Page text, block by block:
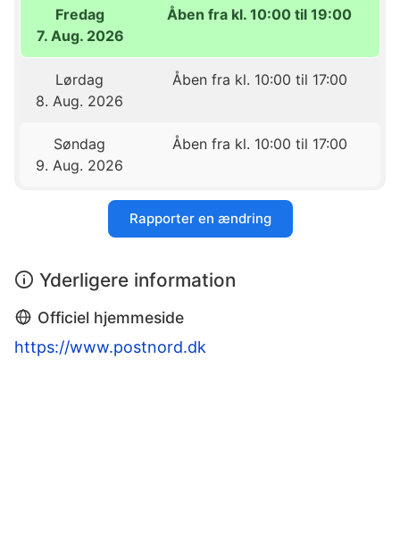
Fredag
7. Aug. 2026
Åben fra kl. 10:00 til 19:00
Lørdag
8. Aug. 2026
Åben fra kl. 10:00 til 17:00
Søndag
9. Aug. 2026
Åben fra kl. 10:00 til 17:00
Rapporter en ændring
Yderligere information
Officiel hjemmeside
https://www.postnord.dk